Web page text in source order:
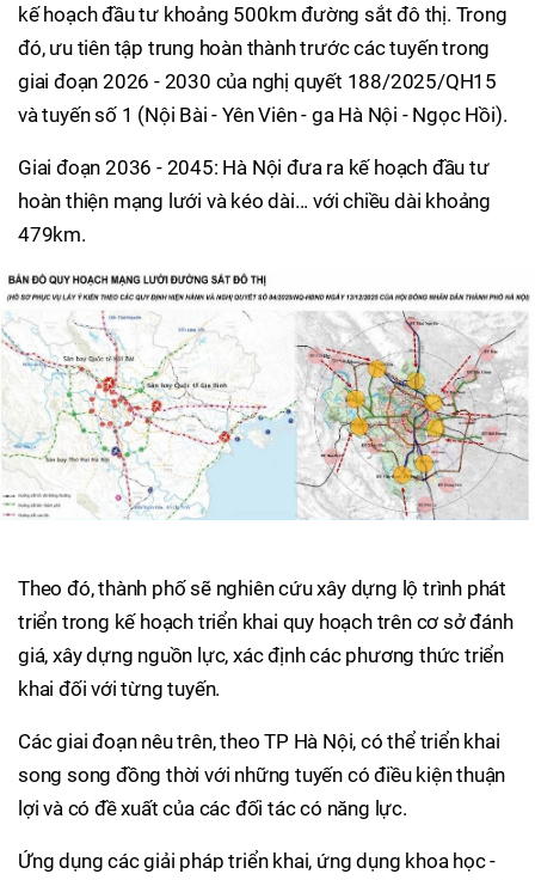
kế hoạch đầu tư khoảng 500km đường sắt đô thị. Trong
đó, ưu tiên tập trung hoàn thành trước các tuyến trong
giai đoạn 2026 - 2030 của nghị quyết 188/2025/QH15
và tuyến số 1 (Nội Bài - Yên Viên - ga Hà Nội - Ngọc Hồi).
Giai đoạn 2036 - 2045: Hà Nội đưa ra kế hoạch đầu tư
hoàn thiện mạng lưới và kéo dài... với chiều dài khoảng
479km.
Theo đó, thành phố sẽ nghiên cứu xây dựng lộ trình phát
triển trong kế hoạch triển khai quy hoạch trên cơ sở đánh
giá, xây dựng nguồn lực, xác định các phương thức triển
khai đối với từng tuyến.
Các giai đoạn nêu trên, theo TP Hà Nội, có thể triển khai
song song đồng thời với những tuyến có điều kiện thuận
lợi và có đề xuất của các đối tác có năng lực.
Ứng dụng các giải pháp triển khai, ứng dụng khoa học -